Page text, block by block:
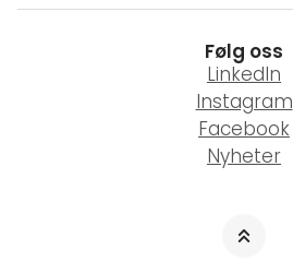
Følg oss
LinkedIn
Instagram
Facebook
Nyheter